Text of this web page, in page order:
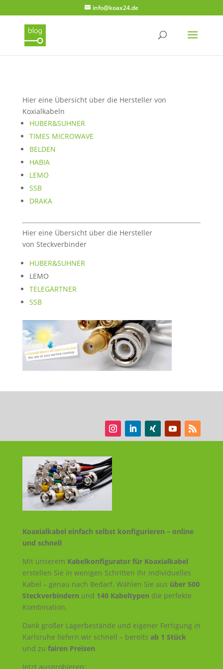
info@koax24.de
Hier eine Übersicht über die Hersteller von
Koxialkabeln
HUBER&SUHNER
TIMES MICROWAVE
BELDEN
HABIA
LEMO
SSB
DRAKA
Hier eine Übersicht über die Hersteller
von Steckverbinder
HUBER&SUHNER
LEMO
TELEGÄRTNER
SSB
Koaxialkabel einfach selbst konfigurieren – online
und schnell
Mit unserem Kabelkonfigurator für Koaxialkabel
erstellen Sie in wenigen Schritten Ihr individuelles
Kabel – genau nach Bedarf. Wählen Sie aus über 500
Steckverbindern und 140 Kabeltypen die perfekte
Kombination.
Dank großer Lagerbestände und eigener Fertigung in
Karlsruhe liefern wir schnell – bereits ab 1 Stück
und zu fairen Preisen.
Jetzt ausprobieren: